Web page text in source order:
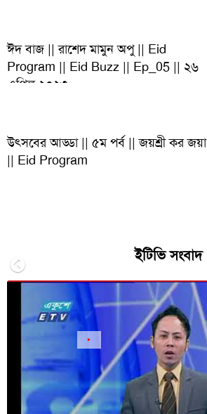
ঈদ বাজ || রাশেদ মামুন অপু || Eid
Program || Eid Buzz || Ep_05 || ২৬
এপ্রিল ২০২৩
উৎসবের আড্ডা || ৫ম পর্ব || জয়শ্রী কর জয়া
|| Eid Program
ইটিভি সংবাদ
Previous